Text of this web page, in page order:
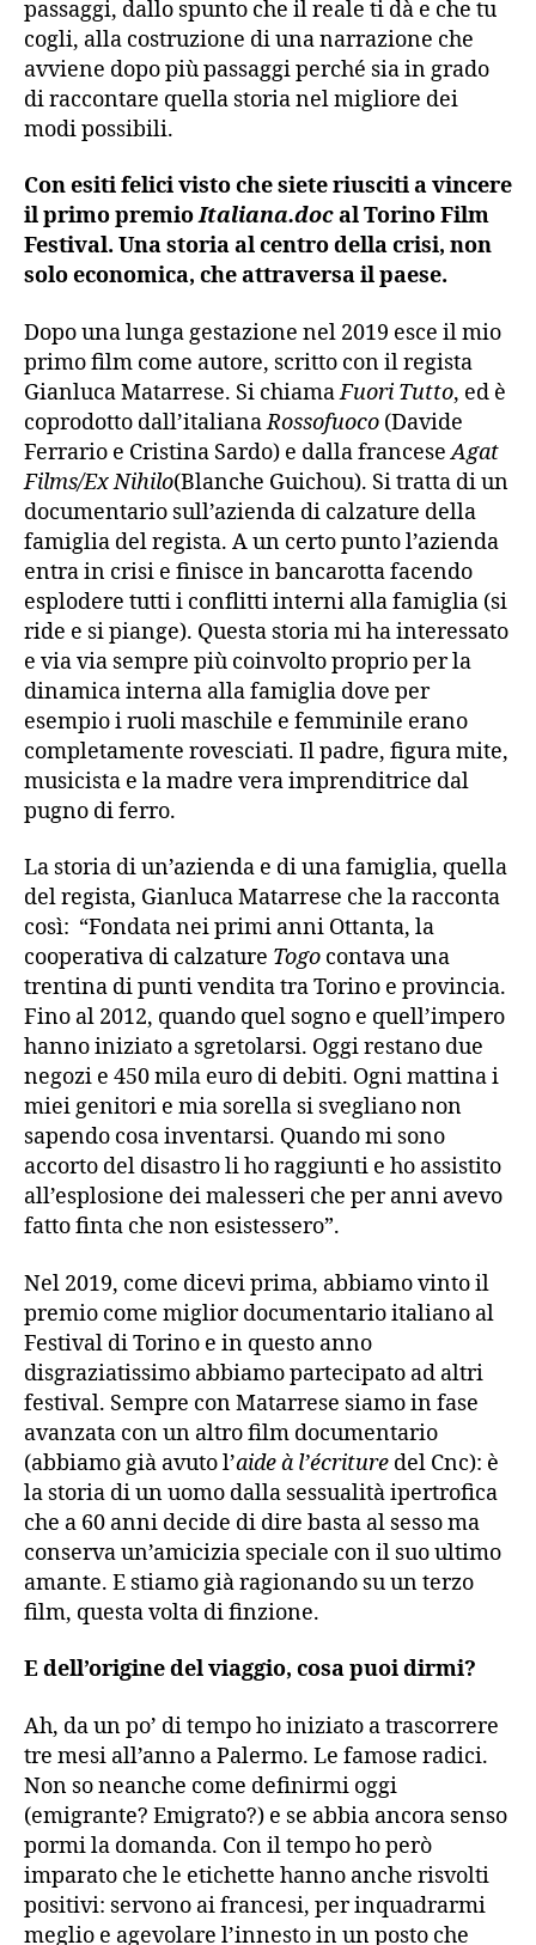
passaggi, dallo spunto che il reale ti dà e che tu
cogli, alla costruzione di una narrazione che
avviene dopo più passaggi perché sia in grado
di raccontare quella storia nel migliore dei
modi possibili.
Con esiti felici visto che siete riusciti a vincere
il primo premioItaliana.docal Torino Film
Festival. Una storia al centro della crisi, non
solo economica, che attraversa il paese.
Dopo una lunga gestazione nel 2019 esce il mio
primo film come autore, scritto con il regista
Gianluca Matarrese. Si chiamaFuori Tutto, ed è
coprodotto dall’italianaRossofuoco (Davide
Ferrario e Cristina Sardo) e dalla franceseAgat
Films/Ex Nihilo(Blanche Guichou). Si tratta di un
documentario sull’azienda di calzature della
famiglia del regista. A un certo punto l’azienda
entra in crisi e finisce in bancarotta facendo
esplodere tutti i conflitti interni alla famiglia (si
ride e si piange). Questa storia mi ha interessato
e via via sempre più coinvolto proprio per la
dinamica interna alla famiglia dove per
esempio i ruoli maschile e femminile erano
completamente rovesciati. Il padre, figura mite,
musicista e la madre vera imprenditrice dal
pugno di ferro.
La storia di un’azienda e di una famiglia, quella
del regista, Gianluca Matarrese che la racconta
così: “Fondata nei primi anni Ottanta, la
cooperativa di calzature Togo contava una
trentina di punti vendita tra Torino e provincia.
Fino al 2012, quando quel sogno e quell’impero
hanno iniziato a sgretolarsi. Oggi restano due
negozi e 450 mila euro di debiti. Ogni mattina i
miei genitori e mia sorella si svegliano non
sapendo cosa inventarsi. Quando mi sono
accorto del disastro li ho raggiunti e ho assistito
all’esplosione dei malesseri che per anni avevo
fatto finta che non esistessero”.
Nel 2019, come dicevi prima, abbiamo vinto il
premio come miglior documentario italiano al
Festival di Torino e in questo anno
disgraziatissimo abbiamo partecipato ad altri
festival. Sempre con Matarrese siamo in fase
avanzata con un altro film documentario
(abbiamo già avuto l’aide à l’écriture del Cnc): è
la storia di un uomo dalla sessualità ipertrofica
che a 60 anni decide di dire basta al sesso ma
conserva un’amicizia speciale con il suo ultimo
amante. E stiamo già ragionando su un terzo
film, questa volta di finzione.
E dell’origine del viaggio, cosa puoi dirmi?
Ah, da un po’ di tempo ho iniziato a trascorrere
tre mesi all’anno a Palermo. Le famose radici.
Non so neanche come definirmi oggi
(emigrante? Emigrato?) e se abbia ancora senso
pormi la domanda. Con il tempo ho però
imparato che le etichette hanno anche risvolti
positivi: servono ai francesi, per inquadrarmi
meglio e agevolare l’innesto in un posto che